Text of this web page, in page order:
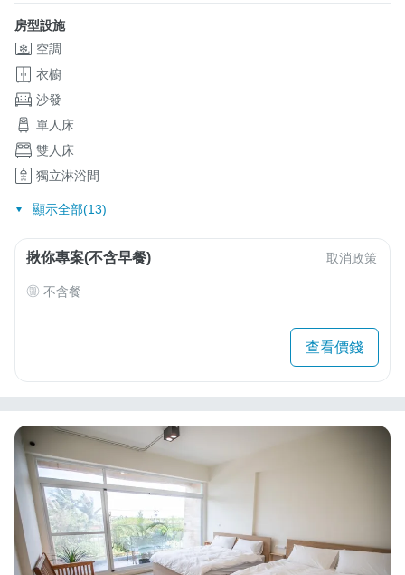
房型設施
空調
衣櫥
沙發
單人床
雙人床
獨立淋浴間
顯示全部(13)
揪你專案(不含早餐) 取消政策
不含餐
查看價錢